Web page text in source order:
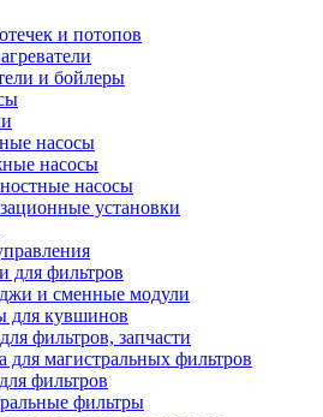
и потопов
и бойлеры
насосы
насосы
насосы
установки
для фильтров
и сменные модули
для кувшинов
фильтров, запчасти
для магистральных фильтров
фильтров
фильтры